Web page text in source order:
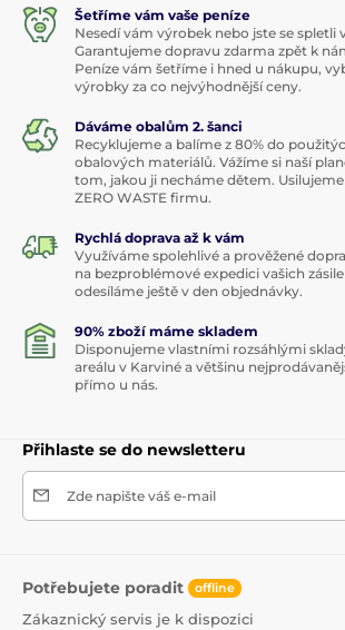
Šetříme vám vaše peníze
Nesedí vám výrobek nebo jste se spletli
Garantujeme dopravu zdarma zpět k
Peníze vám šetříme i hned u nákupu,
výrobky za co nejvýhodnější ceny.
Dáváme obalům 2. šanci
Recyklujeme a balíme z 80% do
obalových materiálů. Vážíme si naší
tom, jakou ji necháme dětem.
ZERO WASTE firmu.
Rychlá doprava až k vám
Využíváme spolehlivé a prověžené
na bezproblémové expedici vašich
odesíláme ještě v den objednávky.
90% zboží máme skladem
Disponujeme vlastními rozsáhlými
areálu v Karviné a většinu
přímo u nás.
Přihlaste se do newsletteru
Zde napište váš e-mail
Potřebujete poradit offline
Zákaznický servis je k dispozici